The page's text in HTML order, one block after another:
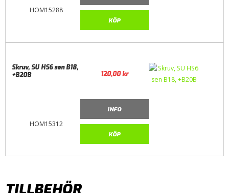
HOM15288
KÖP
HOM15312
Skruv, SU HS6 sen B18,
+B20B
120,00kr
INFO
KÖP
TILLBEHÖR